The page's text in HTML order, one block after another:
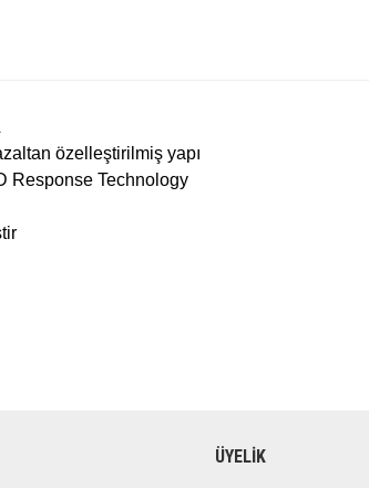
özelleştirilmiş yapı
Response Technology
ÜYELİK